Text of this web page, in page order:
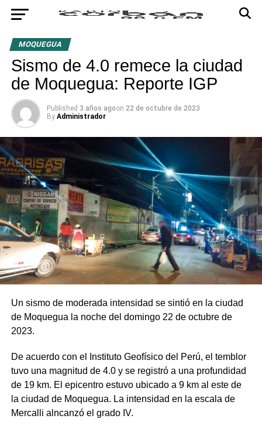
MOQUEGUA
Sismo de 4.0 remece la ciudad
de Moquegua: Reporte IGP
Published 3 años agoon 22 de octubre de 2023
By Administrador
Un sismo de moderada intensidad se sintió en la ciudad
de Moquegua la noche del domingo 22 de octubre de
2023.
De acuerdo con el Instituto Geofísico del Perú, el temblor
tuvo una magnitud de 4.0 y se registró a una profundidad
de 19 km. El epicentro estuvo ubicado a 9 km al este de
la ciudad de Moquegua. La intensidad en la escala de
Mercalli alncanzó el grado IV.